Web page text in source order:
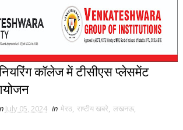
कॉलेज में टीसीएस प्लेसमेंट
July 05, 2024 in मेरठ, राष्टीय खबरे, लखनऊ,